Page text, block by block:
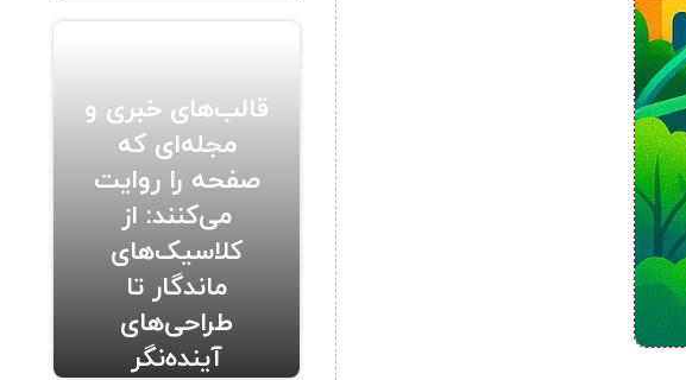
قالب‌های خبری و
مجله‌ای که
صفحه را روایت
می‌کنند: از
کلاسیک‌های
ماندگار تا
طراحی‌های
آینده‌نگر